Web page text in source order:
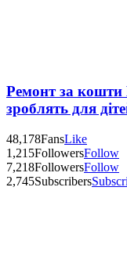
Ремонт за
зроблять для
48,178FansLike
1,215FollowersFollow
7,218FollowersFollow
2,745Subscribers